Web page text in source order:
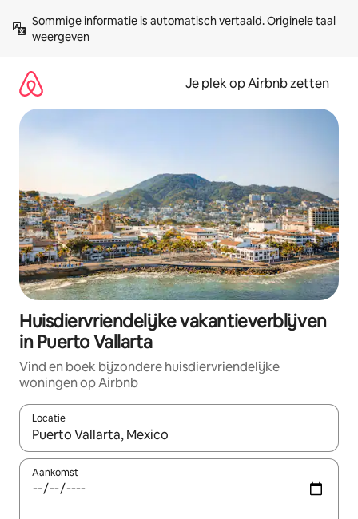
direct
naar
Sommige informatie is automatisch vertaald. Originele taal
weergeven
Je plek op Airbnb zetten
Huisdiervriendelijke vakantieverblijven
in Puerto Vallarta
Vind en boek bijzondere huisdiervriendelijke
woningen op Airbnb
Locatie
Wanneer er resultaten beschikbaar zijn, maak je een keuze
Aankomst